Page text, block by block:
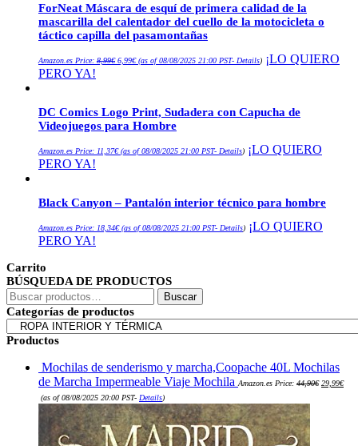
ForNeat Máscara de esquí de primera calidad de la
mascarilla del calentador del cuello de la motocicleta o
táctico capilla del pasamontañas
Amazon.es Price: 8,99€precio
6,99€precio
(as of 08/08/2025 21:00 PST- Details) ¡LO QUIERO
PERO YA!
DC Comics Logo Print, Sudadera con Capucha de
Videojuegos para Hombre
Amazon.es Price: 11,37€(as of 08/08/2025 21:00 PST- Details) ¡LO QUIERO
PERO YA!
Black Canyon – Pantalón interior técnico para hombre
Amazon.es Price: 18,34€(as of 08/08/2025 21:00 PST- Details) ¡LO QUIERO
PERO YA!
Carrito
BÚSQUEDA DE PRODUCTOS
Buscar
por:
Buscar
Categorías de productos
Productos
Mochilas de senderismo y marcha,Coopache 40L Mochilas
de Marcha Impermeable Viaje Mochila Amazon.es Price: 44,90€ precio
29,99€
precio
actual
es:
29,99€.
(as of 08/08/2025 20:00 PST- Details)